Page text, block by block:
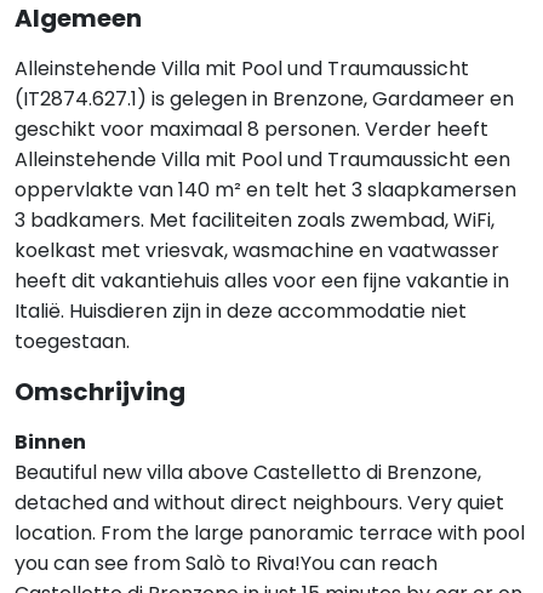
Algemeen
Alleinstehende Villa mit Pool und Traumaussicht
(IT2874.627.1) is gelegen in Brenzone, Gardameer en
geschikt voor maximaal 8 personen. Verder heeft
Alleinstehende Villa mit Pool und Traumaussicht een
oppervlakte van 140 m² en telt het 3 slaapkamersen
3 badkamers. Met faciliteiten zoals zwembad, WiFi,
koelkast met vriesvak, wasmachine en vaatwasser
heeft dit vakantiehuis alles voor een fijne vakantie in
Italië. Huisdieren zijn in deze accommodatie niet
toegestaan.
Omschrijving
Binnen
Beautiful new villa above Castelletto di Brenzone,
detached and without direct neighbours. Very quiet
location. From the large panoramic terrace with pool
you can see from Salò to Riva!You can reach